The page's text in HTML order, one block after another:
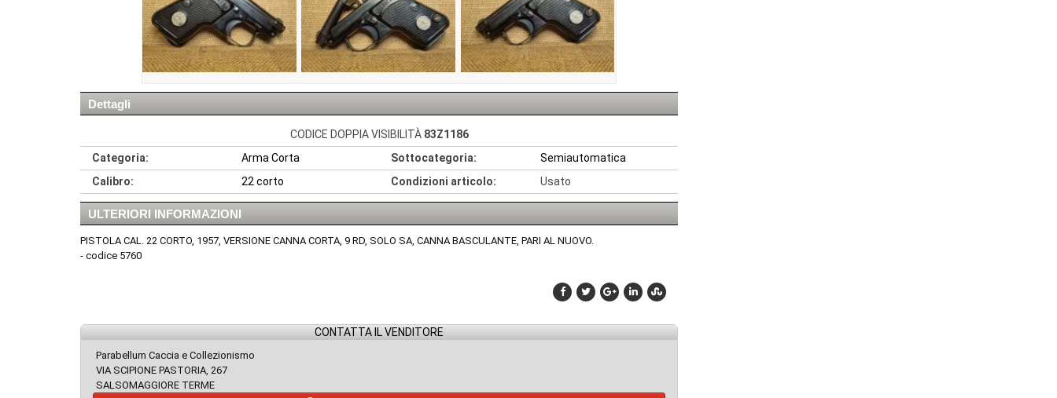
Dettagli
CODICE DOPPIA VISIBILITÀ83Z1186
Categoria:
Arma Corta Sottocategoria:
Semiautomatica
Calibro:
22 corto Condizioni articolo: Usato
ULTERIORI INFORMAZIONI
PISTOLA CAL. 22 CORTO, 1957, VERSIONE CANNA CORTA, 9 RD, SOLO SA, CANNA BASCULANTE, PARI AL NUOVO.
- codice 5760
CONTATTA IL VENDITORE
Parabellum Caccia e Collezionismo
VIA SCIPIONE PASTORIA, 267
SALSOMAGGIORE TERME